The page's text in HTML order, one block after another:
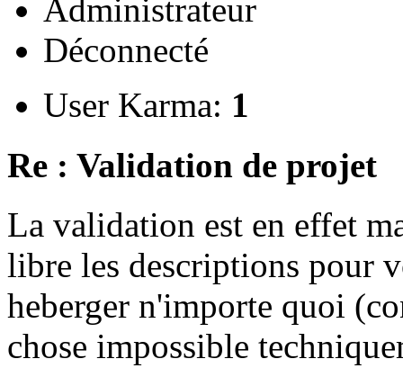
Administrateur
Déconnecté
User Karma: 1
Re : Validation de projet
La validation est en effet
libre les descriptions pour
heberger n'importe quoi
chose impossible